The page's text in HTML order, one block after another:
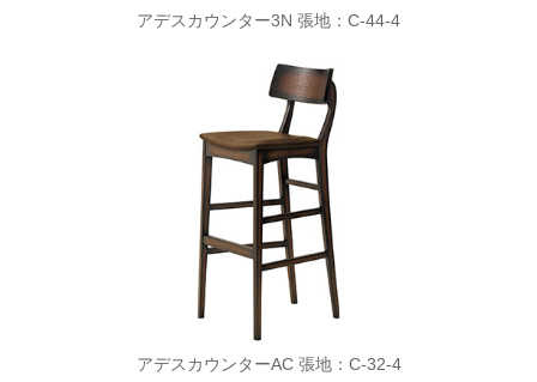
アデスカウンター3N 張地：C-44-4
アデスカウンターAC 張地：C-32-4